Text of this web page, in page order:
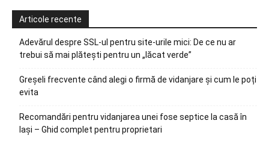
Articole recente
Adevărul despre SSL-ul pentru site-urile mici: De ce nu ar
trebui să mai plătești pentru un „lăcat verde”
Greșeli frecvente când alegi o firmă de vidanjare și cum le poți
evita
Recomandări pentru vidanjarea unei fose septice la casă în
Iași – Ghid complet pentru proprietari